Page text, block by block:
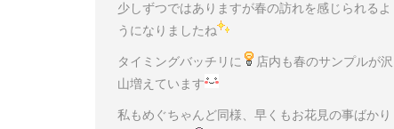
少しずつではありますが春の訪れを感じられるよ
うになりましたね
タイミングバッチリに
店内も春のサンプルが沢
山増えています
私もめぐちゃんど同様、早くもお花見の事ばかり